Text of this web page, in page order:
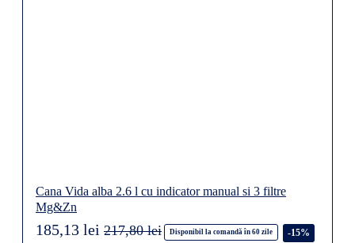
Cana Vida alba 2.6 l cu indicator manual si 3 filtre
Mg&Zn
Disponibil la comandă în 60 zile -15%
185,13 lei 217,80 lei